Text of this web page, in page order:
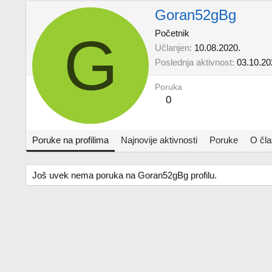
G
Goran52gBg
Početnik
Učlanjen 10.08.2020.
Poslednja aktivnost
Poruka
0
Poruke na profilima Najnovije aktivnosti Poruke O
Još uvek nema poruka na Goran52gBg profilu.